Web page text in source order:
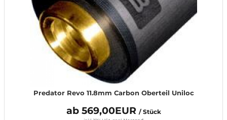
Predator Revo 11.8mm Carbon Oberteil Uniloc
ab 569,00EUR / Stück